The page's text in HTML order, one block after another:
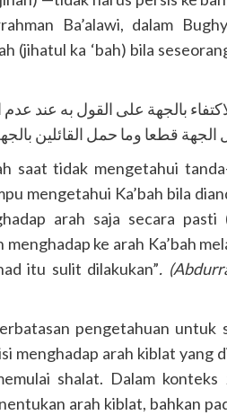
Ba’alawi, dalam
(jihatul ka ‘bah) bila
بالجهة على القول به عند عدم
الجهة قطعا وما حمل القائلين
saat tidak mengetahui
mengetahui Ka’bah bila
arah saja secara pasti
ke arah Ka’bah
itu sulit dilakukan”.
pengetahuan untuk
menghadap arah kiblat yang
shalat. Dalam konteks
arah kiblat, bahkan